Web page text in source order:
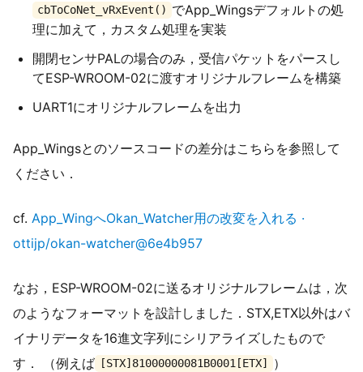
cbToCoNet_vRxEvent() でApp_Wingsデフォルトの処
理に加えて，カスタム処理を実装
開閉センサPALの場合のみ，受信パケットをパースし
てESP-WROOM-02に渡すオリジナルフレームを構築
UART1にオリジナルフレームを出力
App_Wingsとのソースコードの差分はこちらを参照して
ください．
cf. App_WingへOkan_Watcher用の改変を入れる ·
ottijp/okan-watcher@6e4b957
なお，ESP-WROOM-02に送るオリジナルフレームは，次
のようなフォーマットを設計しました．STX,ETX以外はバ
イナリデータを16進文字列にシリアライズしたもので
す． （例えば
[STX]81000000081B0001[ETX] ）